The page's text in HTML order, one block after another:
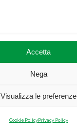
Accetta
Nega
Visualizza le preferenze
Cookie PolicyPrivacy Policy